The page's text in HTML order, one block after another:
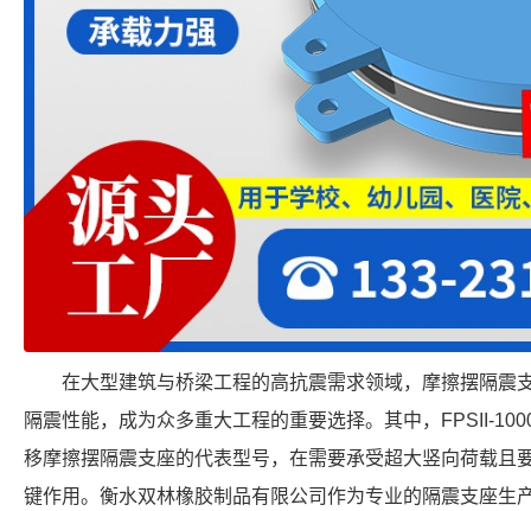
在大型建筑与桥梁工程的高抗震需求领域，摩擦摆隔震
隔震性能，成为众多重大工程的重要选择。其中，FPSII-
移摩擦摆隔震支座的代表型号，在需要承受超大竖向荷载且
键作用。衡水双林橡胶制品有限公司作为专业的隔震支座生